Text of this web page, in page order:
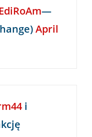
—
April
i